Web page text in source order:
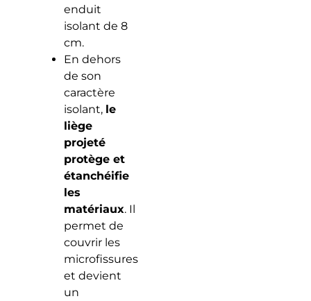
enduit
isolant de 8
cm.
En dehors
de son
caractère
isolant, le
liège
projeté
protège et
étanchéifie
les
matériaux. Il
permet de
couvrir les
microfissures
et devient
un